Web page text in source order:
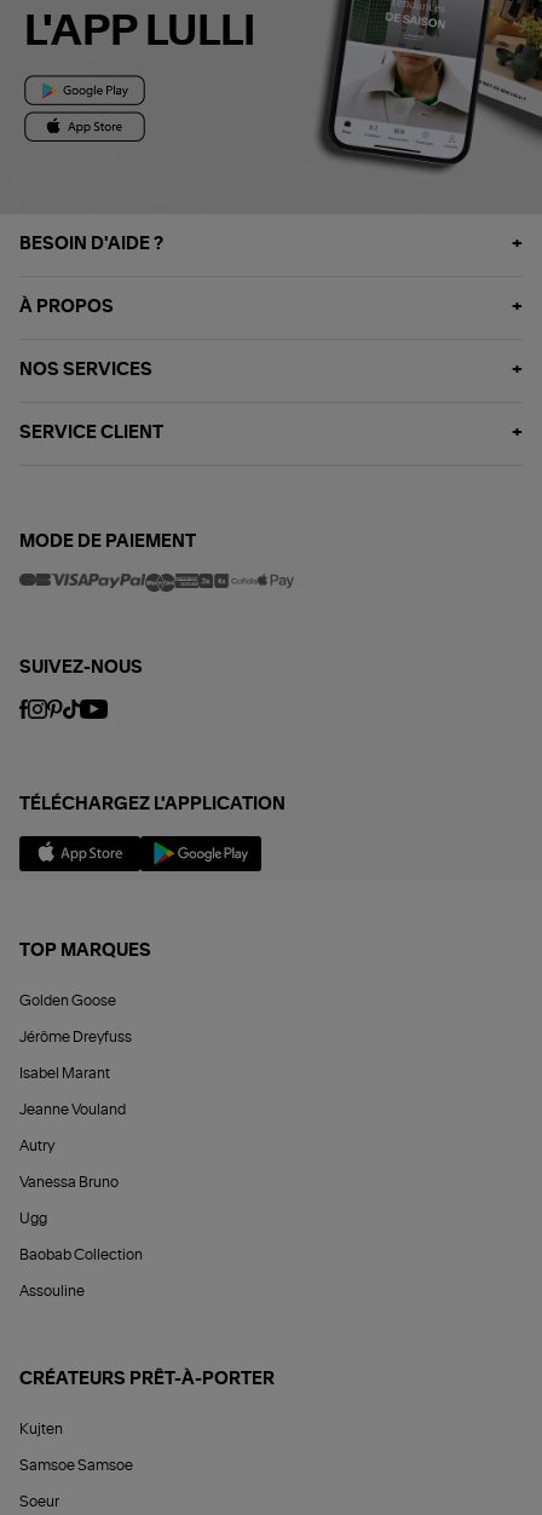
L'APP LULLI
BESOIN D'AIDE ?
À PROPOS
NOS SERVICES
SERVICE CLIENT
MODE DE PAIEMENT
SUIVEZ-NOUS
TÉLÉCHARGEZ L'APPLICATION
TOP MARQUES
Golden Goose
Jérôme Dreyfuss
Isabel Marant
Jeanne Vouland
Autry
Vanessa Bruno
Ugg
Baobab Collection
Assouline
CRÉATEURS PRÊT-À-PORTER
Kujten
Samsoe Samsoe
Soeur